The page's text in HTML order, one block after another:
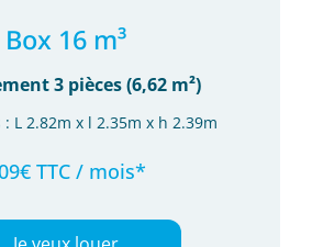
Box 16 m³
3 pièces (6,62 m²)
L 2.82m x l 2.35m x h 2.39m
TTC / mois*